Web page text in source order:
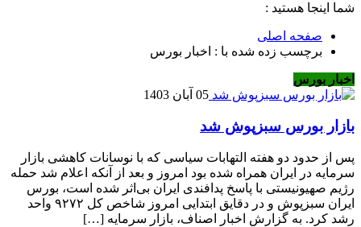
شما اینجا هستید :
صفحه اصلی
برچسب زده شده با : اخبار بورس
اخبار بورس
05 آبان 1403
بازار بورس سبزپوش شد
پس از حدود دو هفته التهابات سیاسی که با نوسانات کاهشی بازار
سرمایه در ایران همراه شده بود امروز و بعد از آنکه اعلام شد حمله
رژیم صهیونیستی با پاسخ پدافندی ایران بی‌اثر شده است، بورس
ایران سبزپوش و در دقایق ابتدایی امروز شاخص کل ۹۲۷۲ واحد
رشد کرد. به گزارش اخبار اصناف، بازار سرمایه […]